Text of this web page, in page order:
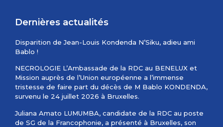
Dernières actualités
Disparition de Jean-Louis Kondenda N’Siku, adieu ami
Bablo !
NECROLOGIE L’Ambassade de la RDC au BENELUX et
Mission auprès de l’Union européenne a l’immense
tristesse de faire part du décès de M Bablo KONDENDA,
survenu le 24 juillet 2026 à Bruxelles.
Juliana Amato LUMUMBA, candidate de la RDC au poste
de SG de la Francophonie, a présenté à Bruxelles, son